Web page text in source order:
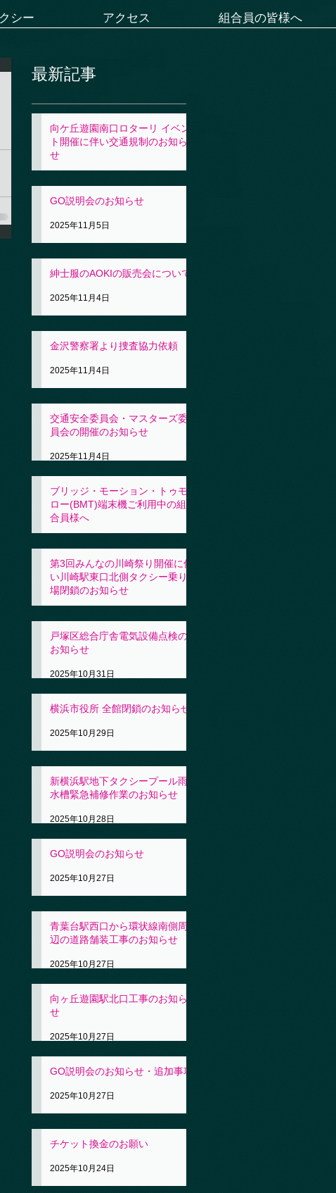
シー アクセス 組合員の皆様へ
最新記事
向ケ丘遊園南口ロターリ イベン
ト開催に伴い交通規制のお知ら
せ
GO説明会のお知らせ
2025年11月5日
紳士服のAOKIの販売会について
2025年11月4日
金沢警察署より捜査協力依頼
2025年11月4日
交通安全委員会・マスターズ委
員会の開催のお知らせ
2025年11月4日
ブリッジ・モーション・トゥモ
ロー(BMT)端末機ご利用中の組
合員様へ
第3回みんなの川崎祭り開催に伴
い川崎駅東口北側タクシー乗り
場閉鎖のお知らせ
戸塚区総合庁舎電気設備点検の
お知らせ
2025年10月31日
横浜市役所 全館閉鎖のお知らせ
2025年10月29日
新横浜駅地下タクシープール雨
水槽緊急補修作業のお知らせ
2025年10月28日
GO説明会のお知らせ
2025年10月27日
青葉台駅西口から環状線南側周
辺の道路舗装工事のお知らせ
2025年10月27日
向ヶ丘遊園駅北口工事のお知ら
せ
2025年10月27日
GO説明会のお知らせ・追加事項
2025年10月27日
チケット換金のお願い
2025年10月24日